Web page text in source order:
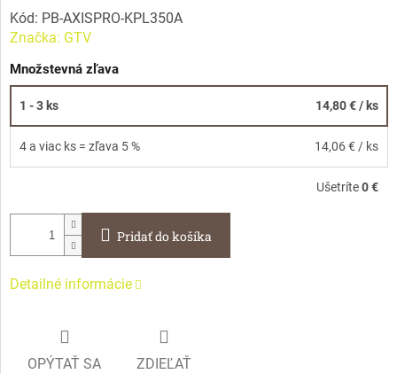
Kód: PB-AXISPRO-KPL350A
Značka: GTV
Množstevná zľava
1 - 3 ks 14,80 €/ ks
4 a viac ks = zľava 5 % 14,06 € / ks
Ušetríte0 €
Pridať do košíka
Detailné informácie
OPÝTAŤ SA ZDIEĽAŤ